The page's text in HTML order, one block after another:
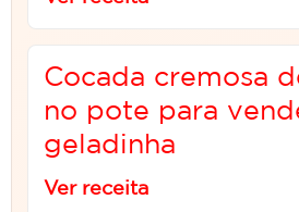
Cocada cremosa
no pote para
geladinha
Ver receita